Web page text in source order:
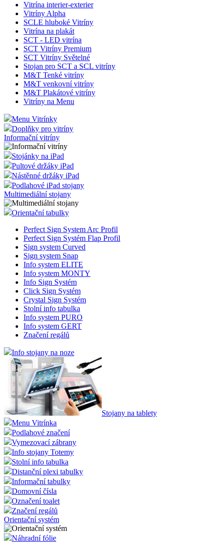
Vitrína interier-exterier
Vitríny Alpha
SCLE hluboké Vitríny
Vitrína na plakát
SCT - LED vitrína
SCT Vitríny Premium
SCT Vitríny Světelné
Stojan pro SCT a SCL vitríny
M&T Tenké vitríny
M&T venkovní vitríny
M&T Plakátové vitríny
Vitríny na Menu
Menu Vitrínky
Doplňky pro vitríny
Informační vitríny
Stojánky na iPad
Pultové držáky iPad
Nástěnné držáky iPad
Podlahové iPad stojany
Multimediální stojany
Orientační tabulky
Perfect Sign System Arc Profil
Perfect Sign Systém Flap Profil
Sign system Curved
Sign system Snap
Info system ELITE
Info system MONTY
Info Sign Systém
Click Sign Systém
Crystal Sign Systém
Stolní info tabulka
Info system PURO
Info system GERT
Značení regálů
Info stojany na noze
Stojany na tablety
Menu Vitrínka
Podlahové značení
Vymezovací zábrany
Info stojany Totemy
Stolní info tabulka
Distanční plexi tabulky
Informační tabulky
Domovní čísla
Označení toalet
Značení regálů
Orientační systém
Náhradní fólie